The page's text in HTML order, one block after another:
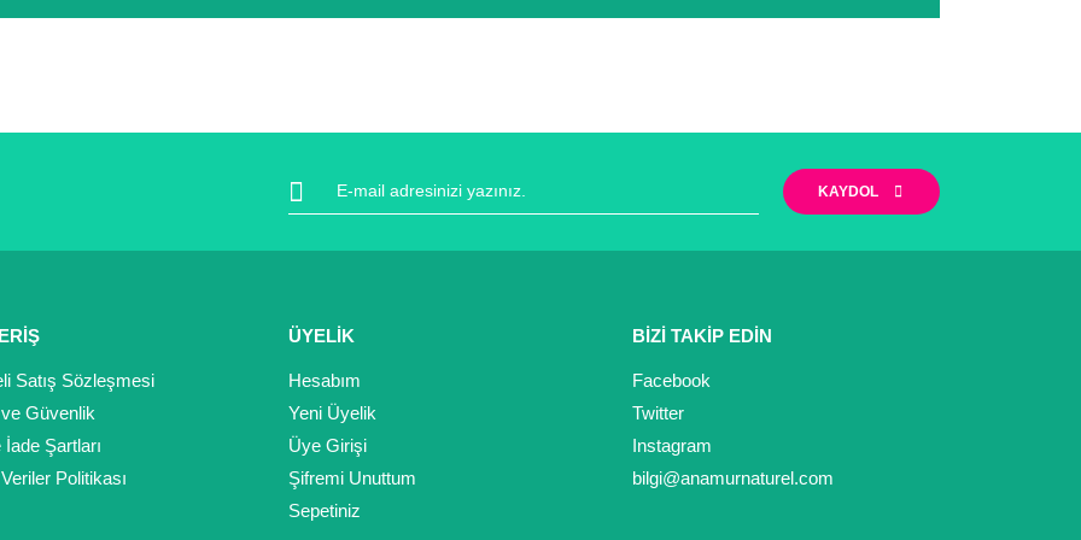
Yorum Yaz
Gönder
KAYDOL
Satış Sözleşmesi
Güvenlik
Şartları
Politikası
ÜYELİK
Hesabım
Yeni Üyelik
Üye Girişi
Şifremi Unuttum
Sepetiniz
BİZİ TAKİP EDİN
Facebook
Twitter
Instagram
bilgi@anamurnaturel.com